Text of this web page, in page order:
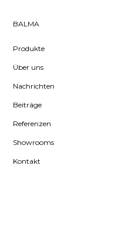
BALMA
Produkte
Über uns
Nachrichten
Beiträge
Referenzen
Showrooms
Kontakt